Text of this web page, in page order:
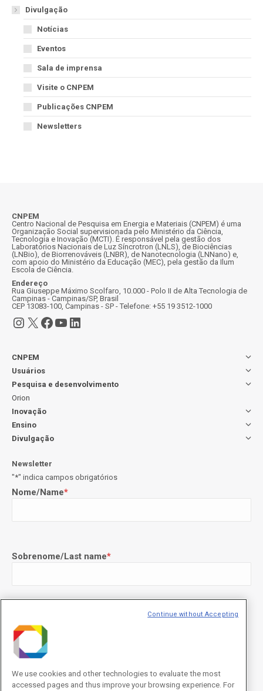
Divulgação
Notícias
Eventos
Sala de imprensa
Visite o CNPEM
Publicações CNPEM
Newsletters
CNPEM
Centro Nacional de Pesquisa em Energia e Materiais (CNPEM) é uma
Organização Social supervisionada pelo Ministério da Ciência,
Tecnologia e Inovação (MCTI). É responsável pela gestão dos
Laboratórios Nacionais de Luz Síncrotron (LNLS), de Biociências
(LNBio), de Biorrenováveis (LNBR), de Nanotecnologia (LNNano) e,
com apoio do Ministério da Educação (MEC), pela gestão da Ilum
Escola de Ciência.
Endereço
Rua Giuseppe Máximo Scolfaro, 10.000 - Polo II de Alta Tecnologia de
Campinas - Campinas/SP, Brasil
CEP 13083-100, Campinas - SP - Telefone: +55 19 3512-1000
Instagram
X Facebook
Youtube
LinkedIn
CNPEM
Usuários
Pesquisa e desenvolvimento
Orion
Inovação
Ensino
Divulgação
Newsletter
"*" indica campos obrigatórios
Nome/Name*
Sobrenome/Last name*
Declaração de consentimento*
We use cookies and other technologies to evaluate the most
accessed pages and thus improve your browsing experience. For
Continue without Accepting